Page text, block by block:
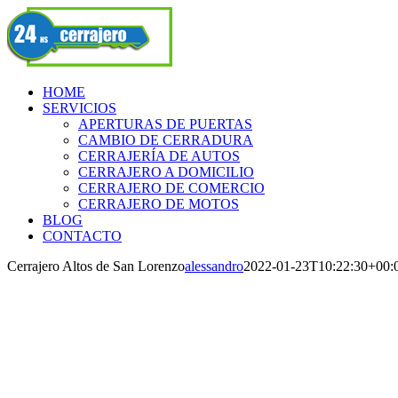
Skip
to
content
Facebook
HOME
SERVICIOS
APERTURAS DE PUERTAS
CAMBIO DE CERRADURA
CERRAJERÍA DE AUTOS
CERRAJERO A DOMICILIO
CERRAJERO DE COMERCIO
CERRAJERO DE MOTOS
BLOG
CONTACTO
Cerrajero Altos de San Lorenzoalessandro2022-01-